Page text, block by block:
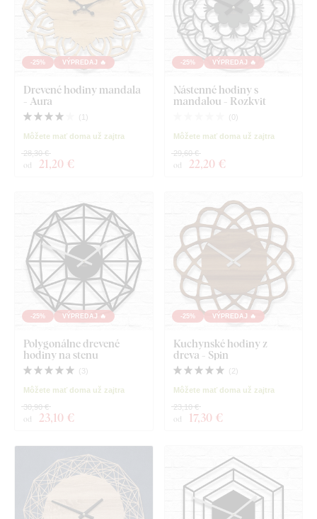
-25% VÝPREDAJ 🔥
Drevené hodiny mandala
- Aura
( 1)
Môžete mať doma už zajtra
od 21,20 €
28,30 €
-25% VÝPREDAJ 🔥
Nástenné hodiny s
mandalou - Rozkvit
( 0 )
Môžete mať doma už zajtra
od 22,20 €
29,60 €
-25% VÝPREDAJ 🔥
Polygonálne drevené
hodiny na stenu
( 3)
Môžete mať doma už zajtra
od 23,10 €
30,90 €
-25% VÝPREDAJ 🔥
Kuchynské hodiny z
dreva - Spin
( 2)
Môžete mať doma už zajtra
od 17,30 €
23,10 €